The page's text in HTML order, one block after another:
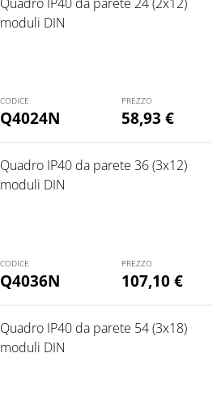
Q4024N
moduli DIN
58,93 €
Q4036N
Quadro IP40 da parete 36 (3x12)
moduli DIN
107,10€
Quadro IP40 da parete 54 (3x18)
moduli DIN